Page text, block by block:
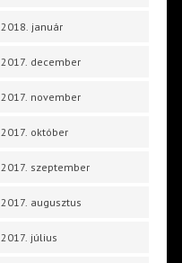
2018. január
2017. december
2017. november
2017. október
2017. szeptember
2017. augusztus
2017. július